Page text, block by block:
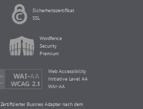
Sicherheitszertifikat
SSL
Wordfence
Security
Premium
Web Accessibility
Initiative Level AA
WAI-AA
Zertifizierter Busines Adapter nach dem